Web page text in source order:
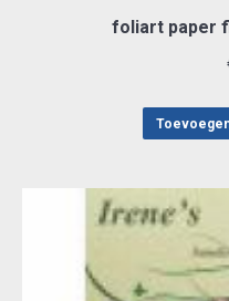
foliart paper